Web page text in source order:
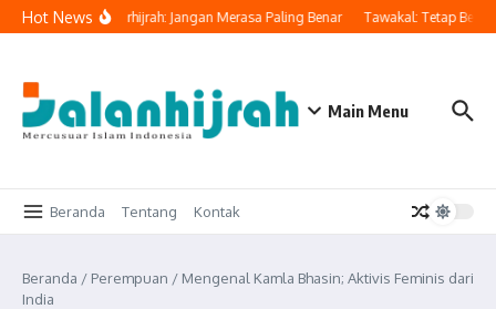
Lewati ke konten
Hot News
Orang Yang Berhijrah: Jangan Merasa Paling Benar Tawakal: Tetap
Main Menu
Beranda Tentang Kontak
Beranda / Perempuan / Mengenal Kamla Bhasin; Aktivis Feminis dari
India